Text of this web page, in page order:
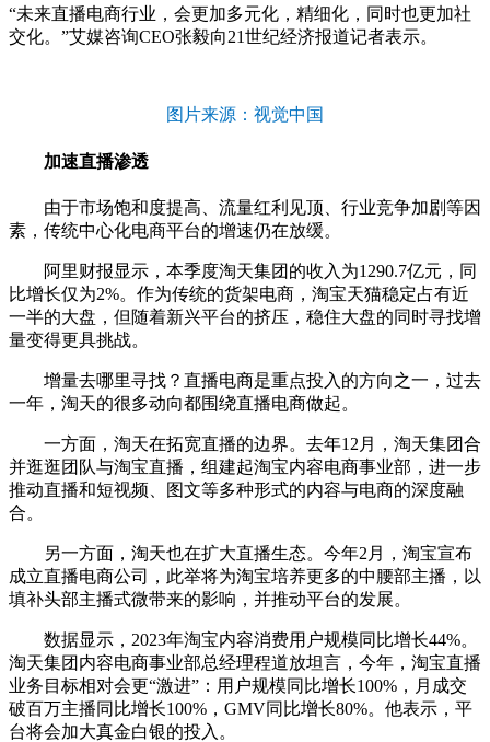
“未来直播电商行业，会更加多元化，精细化，同时也更加社
交化。”艾媒咨询CEO张毅向21世纪经济报道记者表示。
图片来源：视觉中国
加速直播渗透
由于市场饱和度提高、流量红利见顶、行业竞争加剧等因
素，传统中心化电商平台的增速仍在放缓。
阿里财报显示，本季度淘天集团的收入为1290.7亿元，同
比增长仅为2%。作为传统的货架电商，淘宝天猫稳定占有近
一半的大盘，但随着新兴平台的挤压，稳住大盘的同时寻找增
量变得更具挑战。
增量去哪里寻找？直播电商是重点投入的方向之一，过去
一年，淘天的很多动向都围绕直播电商做起。
一方面，淘天在拓宽直播的边界。去年12月，淘天集团合
并逛逛团队与淘宝直播，组建起淘宝内容电商事业部，进一步
推动直播和短视频、图文等多种形式的内容与电商的深度融
合。
另一方面，淘天也在扩大直播生态。今年2月，淘宝宣布
成立直播电商公司，此举将为淘宝培养更多的中腰部主播，以
填补头部主播式微带来的影响，并推动平台的发展。
数据显示，2023年淘宝内容消费用户规模同比增长44%。
淘天集团内容电商事业部总经理程道放坦言，今年，淘宝直播
业务目标相对会更“激进”：用户规模同比增长100%，月成交
破百万主播同比增长100%，GMV同比增长80%。他表示，平
台将会加大真金白银的投入。